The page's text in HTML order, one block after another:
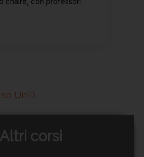
UniD
Altri corsi